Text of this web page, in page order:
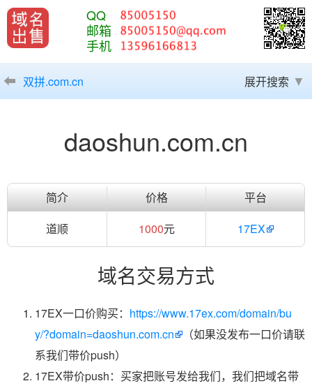
QQ
邮箱
手机
双拼.com.cn 展开搜索
daoshun.com.cn
简介 价格
平台
道顺
1000元 17EX
域名交易方式
17EX一口价购买： https://www.17ex.com/domain/bu
y/?domain=daoshun.com.cn
（如果没发布一口价请联
系我们带价push）
17EX带价push：买家把账号发给我们，我们把域名带